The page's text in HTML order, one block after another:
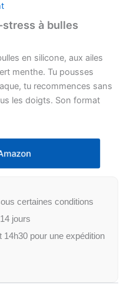
à bulles
en silicone, aux ailes
menthe. Tu pousses
tu recommences sans
les doigts. Son format
certaines conditions
jours
pour une expédition